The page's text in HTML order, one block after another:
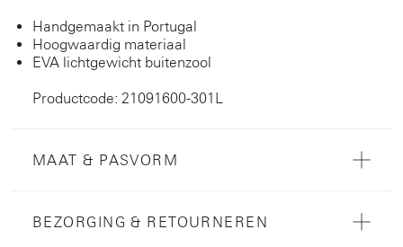
Handgemaakt in Portugal
Hoogwaardig materiaal
EVA lichtgewicht buitenzool
Productcode: 21091600-301L
MAAT & PASVORM
BEZORGING & RETOURNEREN